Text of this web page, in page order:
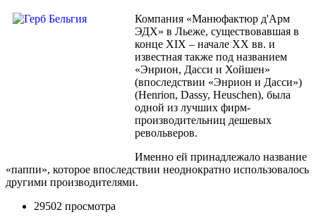
Компания «Манюфактюр д'Арм
ЭДХ» в Льеже, существовавшая в
конце XIX – начале XX вв. и
известная также под названием
«Энрион, Дасси и Хойшен»
(впоследствии «Энрион и Дасси»)
(Henrion, Dassy, Heuschen), была
одной из лучших фирм-
производительниц дешевых
револьверов.
Именно ей принадлежало название
«паппи», которое впоследствии неоднократно использовалось
другими производителями.
29502 просмотра